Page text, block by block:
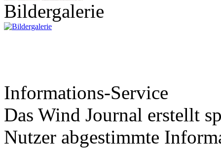
Bildergalerie
Informations-Service
Das Wind Journal erstellt
Nutzer abgestimmte